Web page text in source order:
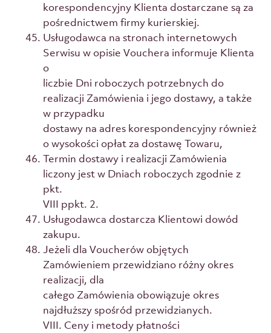
korespondencyjny Klienta dostarczane są za
pośrednictwem firmy kurierskiej.
Usługodawca na stronach internetowych
Serwisu w opisie Vouchera informuje Klienta
o
liczbie Dni roboczych potrzebnych do
realizacji Zamówienia i jego dostawy, a także
w przypadku
dostawy na adres korespondencyjny również
o wysokości opłat za dostawę Towaru,
Termin dostawy i realizacji Zamówienia
liczony jest w Dniach roboczych zgodnie z
pkt.
VIII ppkt. 2.
Usługodawca dostarcza Klientowi dowód
zakupu.
Jeżeli dla Voucherów objętych
Zamówieniem przewidziano różny okres
realizacji, dla
całego Zamówienia obowiązuje okres
najdłuższy spośród przewidzianych.
VIII. Ceny i metody płatności